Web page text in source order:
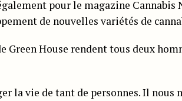
pour le magazine Cannabis
de nouvelles variétés de
Green House rendent tous deux
la vie de tant de personnes. Il nous